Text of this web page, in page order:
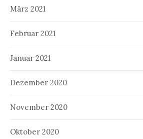
März 2021
Februar 2021
Januar 2021
Dezember 2020
November 2020
Oktober 2020